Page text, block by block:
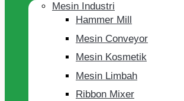
Mesin Industri
Hammer Mill
Mesin Conveyor
Mesin Kosmetik
Mesin Limbah
Ribbon Mixer